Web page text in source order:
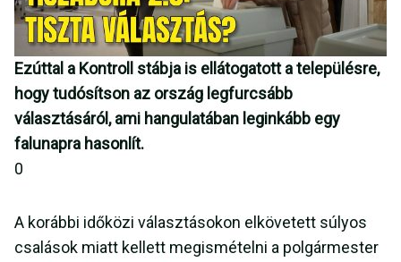
Ezúttal a Kontroll stábja is ellátogatott a településre,
hogy tudósítson az ország legfurcsább
választásáról, ami hangulatában leginkább egy
falunapra hasonlít.
0
A korábbi időközi választásokon elkövetett súlyos
csalások miatt kellett megismételni a polgármester